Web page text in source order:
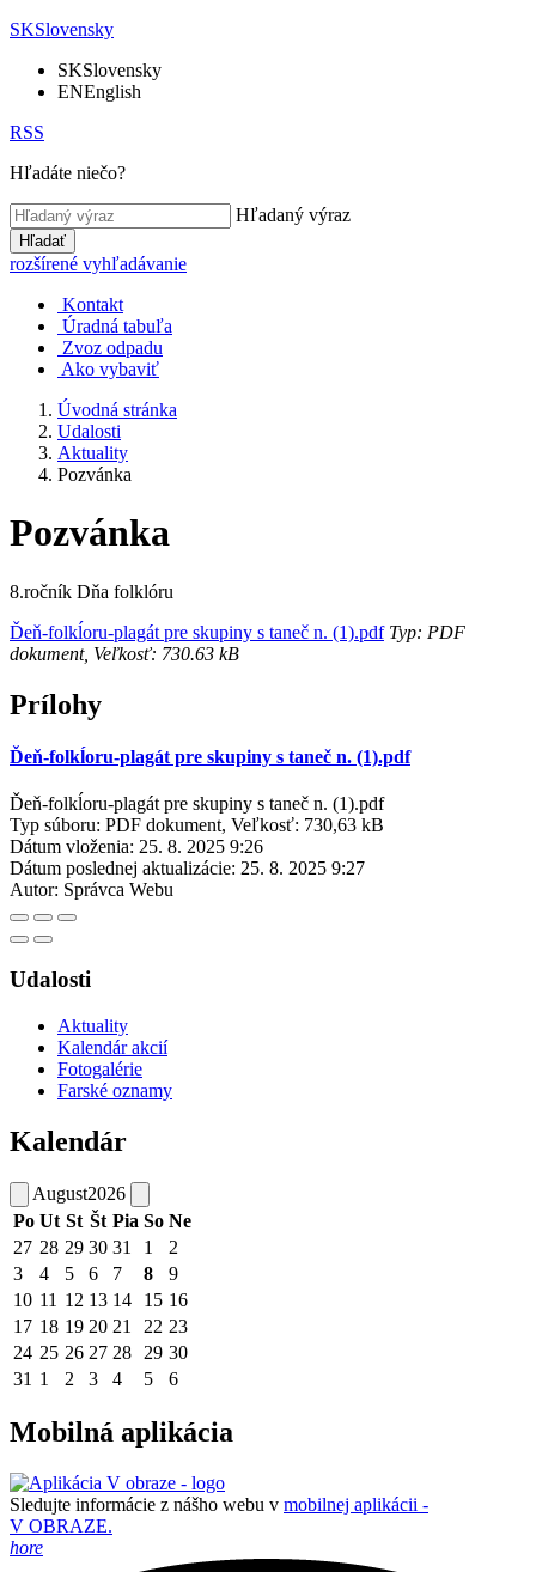
SKSlovensky
SKSlovensky
ENEnglish
RSS
Hľadáte niečo?
Hľadaný výraz
Hľadať
rozšírené vyhľadávanie
Kontakt
Úradná tabuľa
Zvoz odpadu
Ako vybaviť
Úvodná stránka
Udalosti
Aktuality
Pozvánka
Pozvánka
8.ročník Dňa folklóru
Ďeň-folkĺoru-plagát pre skupiny s taneč n. (1).pdfTyp: PDF
dokument, Veľkosť: 730.63 kB
Prílohy
Ďeň-folkĺoru-plagát pre skupiny s taneč n. (1).pdf
Ďeň-folkĺoru-plagát pre skupiny s taneč n. (1).pdf
Typ súboru: PDF dokument, Veľkosť: 730,63 kB
Dátum vloženia: 25. 8. 2025 9:26
Dátum poslednej aktualizácie: 25. 8. 2025 9:27
Autor: Správca Webu
Udalosti
Aktuality
Kalendár akcií
Fotogalérie
Farské oznamy
Kalendár
August2026
Po Ut St Št Pia So Ne
27 28 29 30 31 1
2
3
4 5 6 7 8
9
10 11 12 13 14 15 16
17 18 19 20 21 22 23
24 25 26 27 28 29 30
31 1 2 3 4 5 6
Mobilná aplikácia
Sledujte informácie z nášho webu v mobilnej aplikácii -
V OBRAZE.
hore